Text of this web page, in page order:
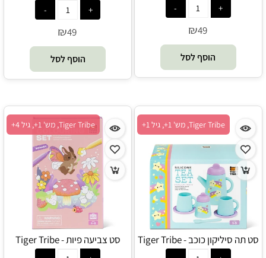
₪49
הוסף לסל
₪49
הוסף לסל
Tiger Tribe, מש' 1+, גיל 1+
סט תה סיליקון כוכב - Tiger Tribe
Tiger Tribe, מש' 1+, גיל 4+
סט צביעה פיות - Tiger Tribe